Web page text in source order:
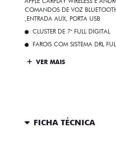
COMANDOS DE VOZ
,ENTRADA AUX, PORTA USB
CLUSTER DE 7" FULL DIGITAL
FAROIS COM SISTEMA DRL
VER MAIS
FICHA TÉCNICA